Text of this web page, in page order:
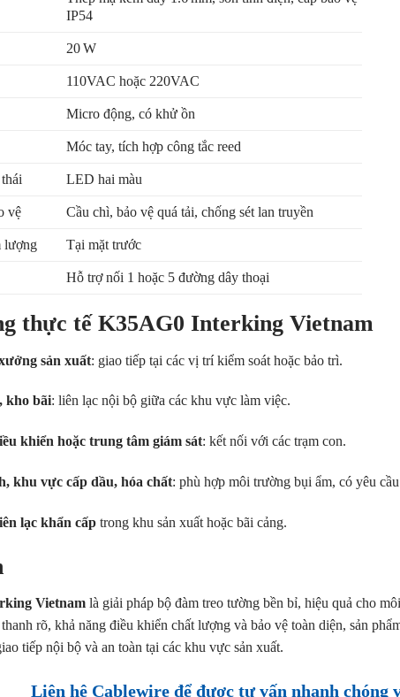
IP54
20 W
110VAC hoặc 220VAC
Micro động, có khử ồn
Móc tay, tích hợp công tắc reed
LED hai màu
vệ Cầu chì, bảo vệ quá tải, chống sét lan truyền
lượng Tại mặt trước
Hỗ trợ nối 1 hoặc 5 đường dây thoại
thực tế K35AG0 Interking Vietnam
sản xuất: giao tiếp tại các vị trí kiểm soát hoặc bảo trì.
kho bãi: liên lạc nội bộ giữa các khu vực làm việc.
khiển hoặc trung tâm giám sát: kết nối với các trạm con.
khu vực cấp dầu, hóa chất: phù hợp môi trường bụi ẩm, có yêu
lạc khẩn cấptrong khu sản xuất hoặc bãi cảng.
Vietnam là giải pháp bộ đàm treo tường bền bỉ, hiệu quả cho
rõ, khả năng điều khiển chất lượng và bảo vệ toàn diện, sản
tiếp nội bộ và an toàn tại các khu vực sản xuất.
Liên hệ Cablewire để được tư vấn nhanh chóng